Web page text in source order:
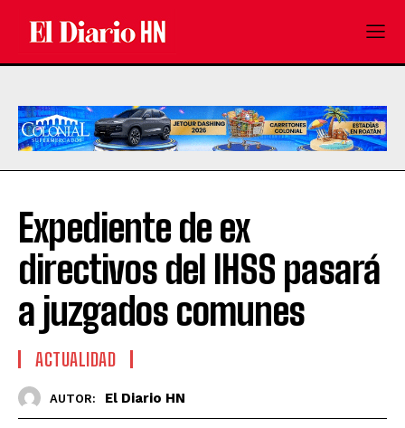
Expediente de ex
directivos del IHSS pasará
a juzgados comunes
ACTUALIDAD
AUTOR: El Diario HN